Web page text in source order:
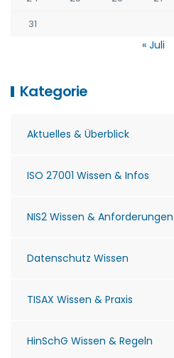
31
« Juli
Kategorie
Aktuelles & Überblick
ISO 27001 Wissen & Infos
NIS2 Wissen & Anforderungen
Datenschutz Wissen
TISAX Wissen & Praxis
HinSchG Wissen & Regeln